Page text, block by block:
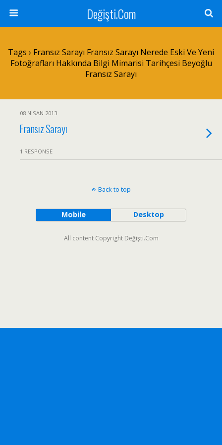
Değişti.Com
Tags › Fransız Sarayı Fransız Sarayı Nerede Eski Ve Yeni
Fotoğrafları Hakkında Bilgi Mimarisi Tarihçesi Beyoğlu
Fransız Sarayı
08 NISAN 2013
Fransız Sarayı
1 RESPONSE
Back to top
Mobile Desktop
All content Copyright Değişti.Com